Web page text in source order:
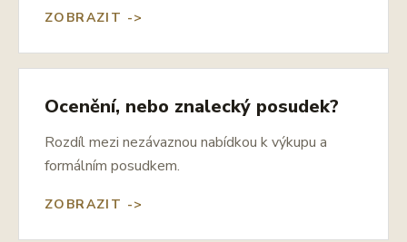
ZOBRAZIT ->
Ocenění, nebo znalecký posudek?
Rozdíl mezi nezávaznou nabídkou k výkupu a
formálním posudkem.
ZOBRAZIT ->